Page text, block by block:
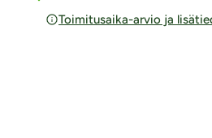
Toimitusaika-arvio ja